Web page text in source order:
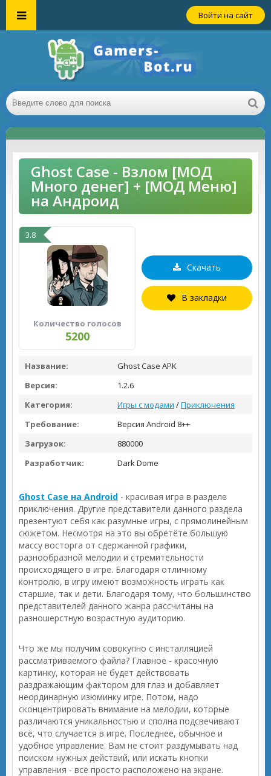
Войти на сайт
Ghost Case - Взлом [МОД
Много денег] + [МОД Меню]
на Андроид
3.8
Количество голосов
5200
Скачать
В закладки
Название:
Ghost Case APK
Версия:
1.2.6
Категория:
Игры с модами /Приключения
Требование:
Версия Android 8++
Загрузок:
880000
Разработчик:
Dark Dome
Ghost Case на Android - красивая игра в разделе
приключения. Другие представители данного раздела
презентуют себя как разумные игры, с прямолинейным
сюжетом. Несмотря на это вы обретёте большую
массу восторга от сдержанной графики,
разнообразной мелодии и стремительности
происходящего в игре. Благодаря отличному
контролю, в игру имеют возможность играть как
старшие, так и дети. Благодаря тому, что большинство
представителей данного жанра рассчитаны на
разношерстную возрастную аудиторию.
Что же мы получим совокупно с инсталляцией
рассматриваемого файла? Главное - красочную
картинку, которая не будет действовать
раздражающим фактором для глаз и добавляет
неординарную изюминку игре. Потом, надо
сконцентрировать внимание на мелодии, которые
различаются уникальностью и сполна подсвечивают
всё, что случается в игре. Последнее, обычное и
удобное управление. Вам не стоит раздумывать над
поиском нужных действий, или искать кнопки
управления - всё просто расположено на экране.